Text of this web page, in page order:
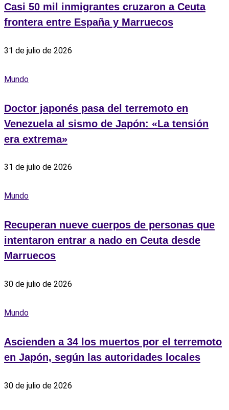
Casi 50 mil inmigrantes cruzaron a Ceuta
frontera entre España y Marruecos
31 de julio de 2026
Mundo
Doctor japonés pasa del terremoto en
Venezuela al sismo de Japón: «La tensión
era extrema»
31 de julio de 2026
Mundo
Recuperan nueve cuerpos de personas que
intentaron entrar a nado en Ceuta desde
Marruecos
30 de julio de 2026
Mundo
Ascienden a 34 los muertos por el terremoto
en Japón, según las autoridades locales
30 de julio de 2026